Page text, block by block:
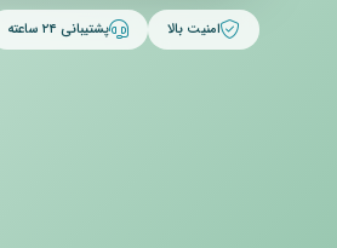
امنیت بالا پشتیبانی ۲۴ ساعته